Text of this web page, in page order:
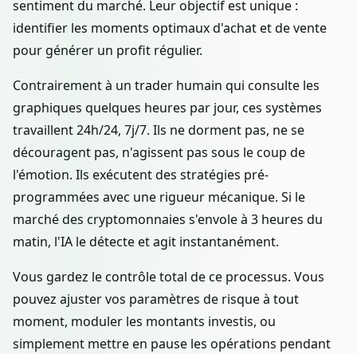
sentiment du marché. Leur objectif est unique :
identifier les moments optimaux d'achat et de vente
pour générer un profit régulier.
Contrairement à un trader humain qui consulte les
graphiques quelques heures par jour, ces systèmes
travaillent 24h/24, 7j/7. Ils ne dorment pas, ne se
découragent pas, n'agissent pas sous le coup de
l'émotion. Ils exécutent des stratégies pré-
programmées avec une rigueur mécanique. Si le
marché des cryptomonnaies s'envole à 3 heures du
matin, l'IA le détecte et agit instantanément.
Vous gardez le contrôle total de ce processus. Vous
pouvez ajuster vos paramètres de risque à tout
moment, moduler les montants investis, ou
simplement mettre en pause les opérations pendant